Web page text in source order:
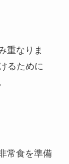
重なりま
るために
常食を準備